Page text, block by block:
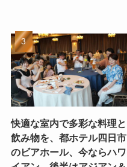
快適な室内で多彩な料理と
飲み物を、都ホテル四日市
のビアホール、今ならハワ